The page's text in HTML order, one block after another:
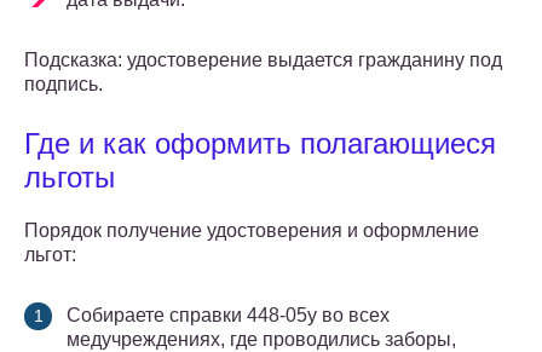
Подсказка: удостоверение выдается гражданину под
подпись.
Где и как оформить полагающиеся
льготы
Порядок получение удостоверения и оформление
льгот:
Собираете справки 448-05у во всех
медучреждениях, где проводились заборы,